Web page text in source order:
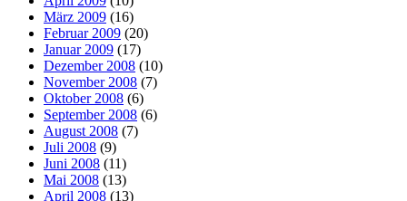
März 2009 (16)
Februar 2009 (20)
Januar 2009 (17)
Dezember 2008 (10)
November 2008 (7)
Oktober 2008 (6)
September 2008 (6)
August 2008 (7)
Juli 2008 (9)
Juni 2008 (11)
Mai 2008 (13)
April 2008 (13)